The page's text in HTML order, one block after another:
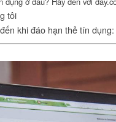
tôi
khi đáo hạn thẻ tín dụng: